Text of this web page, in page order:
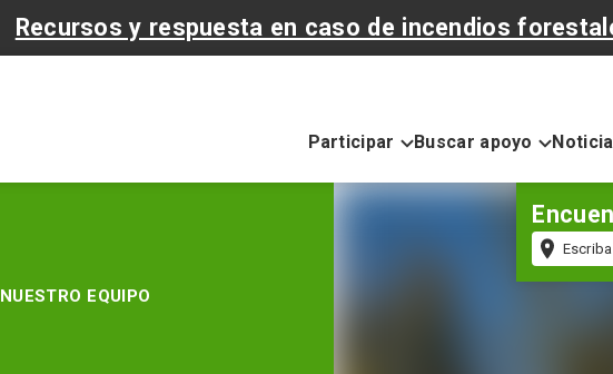
Recursos y respuesta en caso de incendios
Participar Buscar apoyo
Código
postal
Nuestro equipo